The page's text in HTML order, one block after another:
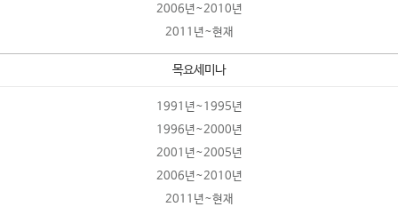
2006년~2010년
2011년~현재
목요세미나
1991년~1995년
1996년~2000년
2001년~2005년
2006년~2010년
2011년~현재